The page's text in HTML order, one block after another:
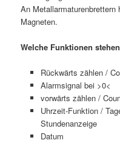
An
Magneten.
Welche Funktionen
Rückwärts zählen /
Alarmsignal bei >0<
vorwärts zählen /
Uhrzeit-Funktion /
Stundenanzeige
Datum